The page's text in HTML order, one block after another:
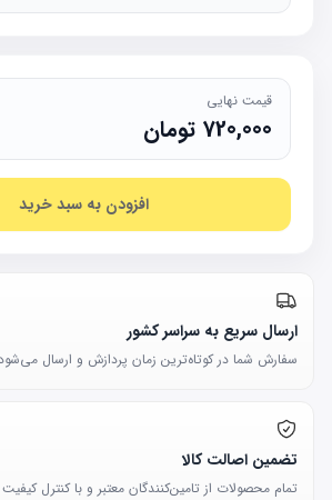
قیمت نهایی
720,000 تومان
افزودن به سبد خرید
ارسال سریع به سراسر کشور
سفارش شما در کوتاه‌ترین زمان پردازش و ارسال
تضمین اصالت کالا
تمام محصولات از تامین‌کنندگان معتبر و با کنترل